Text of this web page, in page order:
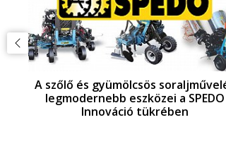
TALAJMŰVELÉS - technológia-
talajspecifikus gyakorlata és
fókuszban a Min-Till és No-Till